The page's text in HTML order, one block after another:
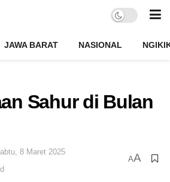
JAWA BARAT NASIONAL
Sahur di Bulan
8 Maret 2025
AA